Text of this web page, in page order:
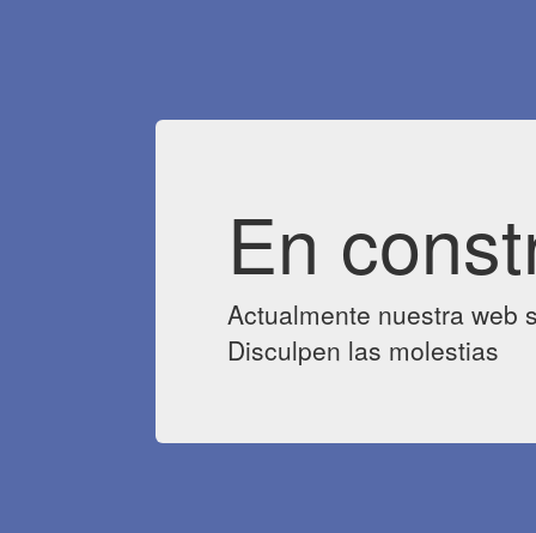
En
Actualmente nuestra web
Disculpen las molestias